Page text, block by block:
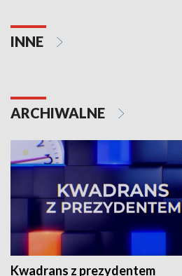
INNE
ARCHIWALNE
Kwadrans z prezydentem